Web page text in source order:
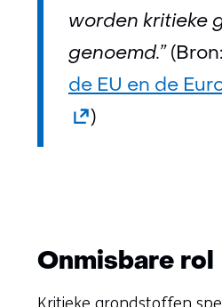
worden kritieke
genoemd.” (Bron:
de EU en de
)
Onmisbare rol
Kritieke grondstoffen